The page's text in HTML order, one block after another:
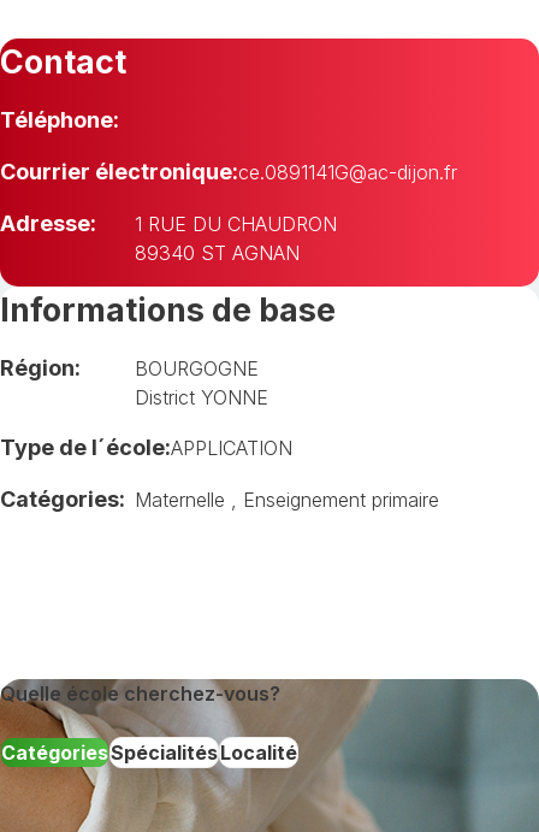
Contact
Téléphone:
Courrier électronique:ce.0891141G@ac-dijon.fr
Adresse:
1 RUE DU CHAUDRON
89340 ST AGNAN
Informations de base
Région:
BOURGOGNE
District YONNE
Type de l´école:APPLICATION
Catégories: Maternelle Enseignement primaire
Quelle école cherchez-vous?
CatégoriesSpécialitésLocalité